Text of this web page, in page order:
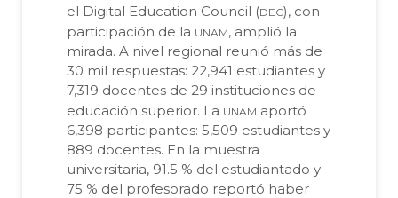
el Digital Education Council (dec), con
participación de la unam, amplió la
mirada. A nivel regional reunió más de
30 mil respuestas: 22,941 estudiantes y
7,319 docentes de 29 instituciones de
educación superior. La unam aportó
6,398 participantes: 5,509 estudiantes y
889 docentes. En la muestra
universitaria, 91.5 % del estudiantado y
75 % del profesorado reportó haber